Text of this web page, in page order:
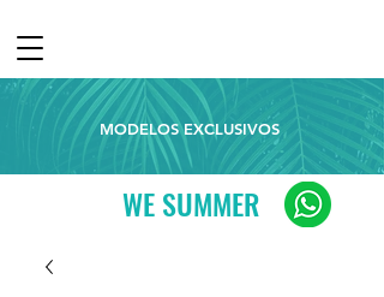
MODELOS EXCLUSIVOS
WE SUMMER